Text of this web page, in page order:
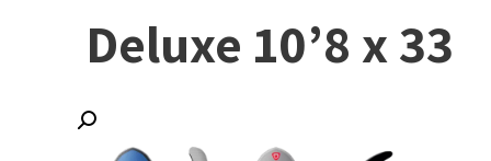
Deluxe 10’8 x 33